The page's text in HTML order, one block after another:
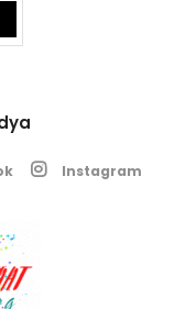
Instagram